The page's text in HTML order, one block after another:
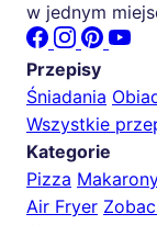
w jednym
Przepisy
Śniadania
Wszystkie
Kategorie
Pizza
Air Fryer